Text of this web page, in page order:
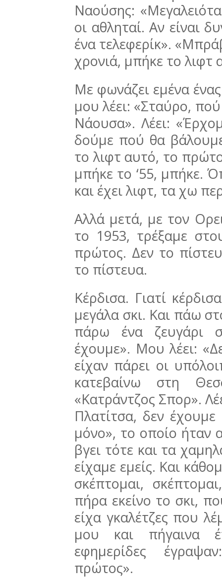
Ναούσης:
οι αθληταί. Αν είναι
ένα τελεφερίκ».
χρονιά, μπήκε το λιφτ
Με φωνάζει εμένα
μου λέει: «Σταύρο,
Νάουσα». Λέει:
δούμε πού θα
το λιφτ αυτό, το
μπήκε το ‘55, μπήκε.
και έχει λιφτ, τα χω
Αλλά μετά, με τον
το 1953, τρέξαμε
πρώτος. Δεν το
το πίστευα.
Κέρδισα. Γιατί
μεγάλα σκι. Και πάω
πάρω ένα ζευγάρι
έχουμε». Μου λέει:
είχαν πάρει οι
κατεβαίνω στη
«Κατράντζος Σπορ».
Πλατίτσα, δεν
μόνο», το οποίο ήταν
βγει τότε και τα
είχαμε εμείς. Και
σκέπτομαι,
πήρα εκείνο το σκι,
είχα γκαλέτζες που
μου και πήγαινα
εφημερίδες
πρώτος».